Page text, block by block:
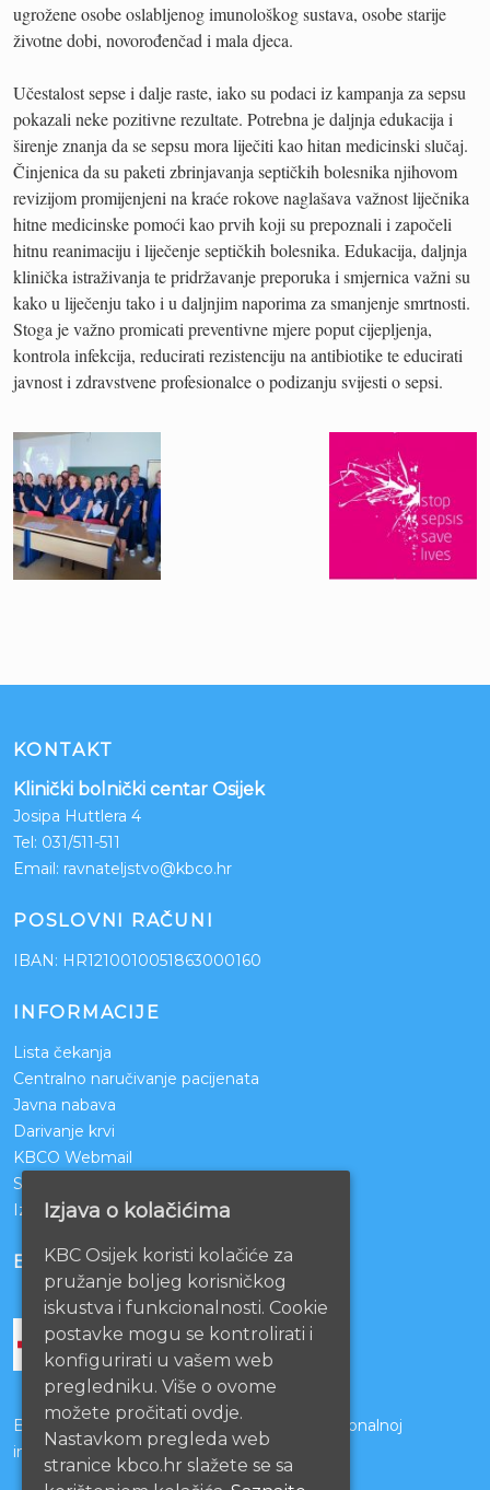
ugrožene osobe oslabljenog imunološkog sustava, osobe starije
životne dobi, novorođenčad i mala djeca.
Učestalost sepse i dalje raste, iako su podaci iz kampanja za sepsu
pokazali neke pozitivne rezultate. Potrebna je daljnja edukacija i
širenje znanja da se sepsu mora liječiti kao hitan medicinski slučaj.
Činjenica da su paketi zbrinjavanja septičkih bolesnika njihovom
revizijom promijenjeni na kraće rokove naglašava važnost liječnika
hitne medicinske pomoći kao prvih koji su prepoznali i započeli
hitnu reanimaciju i liječenje septičkih bolesnika. Edukacija, daljnja
klinička istraživanja te pridržavanje preporuka i smjernica važni su
kako u liječenju tako i u daljnjim naporima za smanjenje smrtnosti.
Stoga je važno promicati preventivne mjere poput cijepljenja,
kontrola infekcija, reducirati rezistenciju na antibiotike te educirati
javnost i zdravstvene profesionalce o podizanju svijesti o sepsi.
KONTAKT
Klinički bolnički centar Osijek
Josipa Huttlera 4
Tel: 031/511-511
Email: ravnateljstvo@kbco.hr
POSLOVNI RAČUNI
IBAN: HR1210010051863000160
INFORMACIJE
Lista čekanja
Centralno naručivanje pacijenata
Javna nabava
Darivanje krvi
KBCO Webmail
Sestrinstvo KBC Osijek
Izjava o pristupačnosti mrežnih stranica
BOLNICE PARTNERI
Bolnice s kojima je potpisan ugovor o funkcionalnoj
integraciji
Izjava o kolačićima
KBC Osijek koristi kolačiće za
pružanje boljeg korisničkog
iskustva i funkcionalnosti. Cookie
postavke mogu se kontrolirati i
konfigurirati u vašem web
pregledniku. Više o ovome
možete pročitati ovdje.
Nastavkom pregleda web
stranice kbco.hr slažete se sa